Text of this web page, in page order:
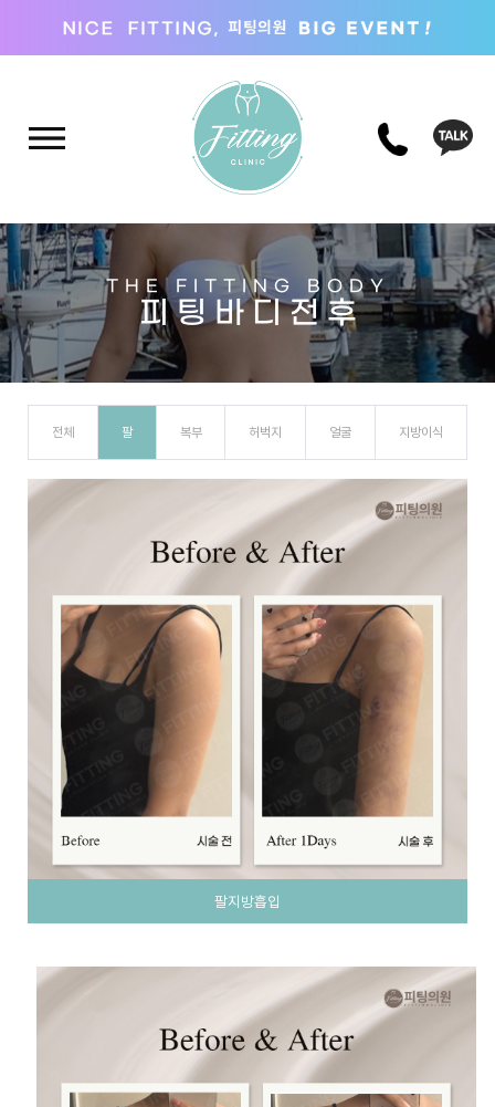
THE FITTING BODY
피 팅 바 디 전 후
전체 팔 복부 허벅지 얼굴 지방이식
팔지방흡입